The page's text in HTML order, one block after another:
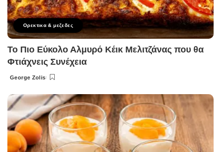
Ορεκτικα & μεζεδες
Το Πιο Εύκολο Αλμυρό Κέικ Μελιτζάνας που θα
Φτιάχνεις Συνέχεια
Posted
George Zolis